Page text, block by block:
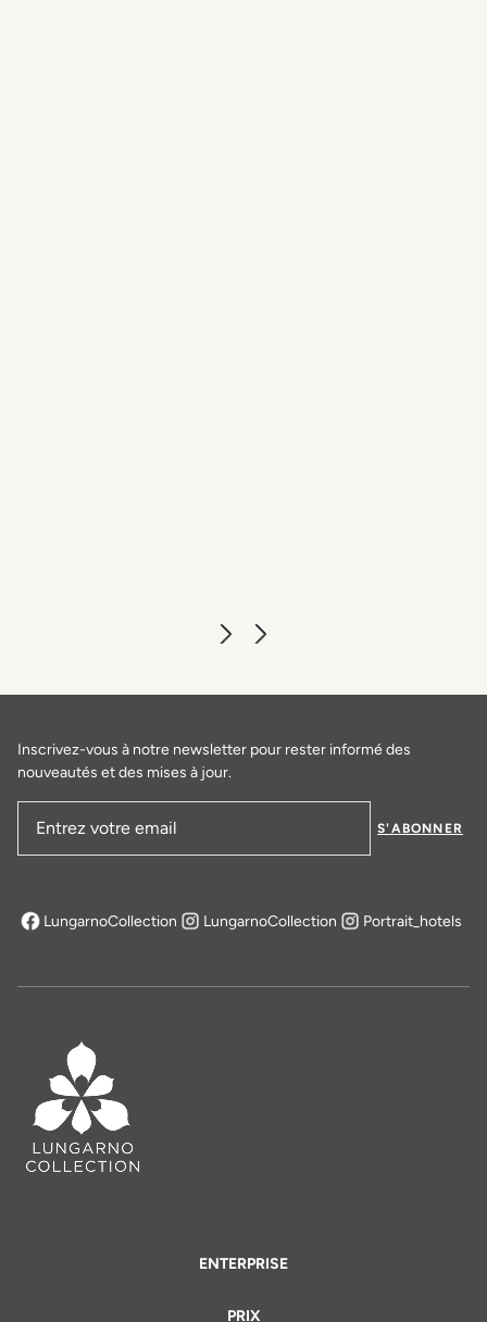
ENTERPRISE
PRIX
Inscrivez-vous à notre newsletter pour rester informé des
nouveautés et des mises à jour.
S'ABONNER
LungarnoCollection
s'ouvre dans un nouvel onglet
LungarnoCollection Portrait_hotels